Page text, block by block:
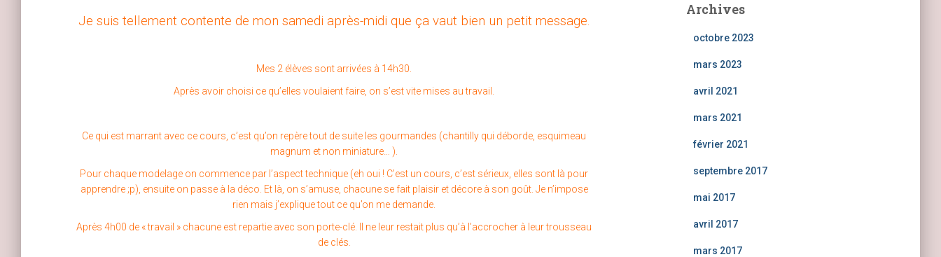
Je suis tellement contente de mon samedi après-midi que ça vaut bien un petit message.
Mes 2 élèves sont arrivées à 14h30.
Après avoir choisi ce qu’elles voulaient faire, on s’est vite mises au travail.
Ce qui est marrant avec ce cours, c’est qu’on repère tout de suite les gourmandes (chantilly qui déborde, esquimeau
magnum et non miniature… ).
Pour chaque modelage on commence par l’aspect technique (eh oui ! C’est un cours, c’est sérieux, elles sont là pour
apprendre ;p), ensuite on passe à la déco. Et là, on s’amuse, chacune se fait plaisir et décore à son goût. Je n’impose
rien mais j’explique tout ce qu’on me demande.
Après 4h00 de « travail » chacune est repartie avec son porte-clé. Il ne leur restait plus qu’à l’accrocher à leur trousseau
de clés.
Archives
octobre 2023
mars 2023
avril 2021
mars 2021
février 2021
septembre 2017
mai 2017
avril 2017
mars 2017